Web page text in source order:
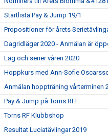
Startlista Pay & Jump 19/1
Propositioner för årets
Dagridläger 2020 - Anmälan är
Lag och serier våren 2020
Hoppkurs med Ann-Sofie
Anmälan hoppträning vårterminen
Pay & Jump på Torns RF!
Torns RF Klubbshop
Resultat Luciatävlingar 2019